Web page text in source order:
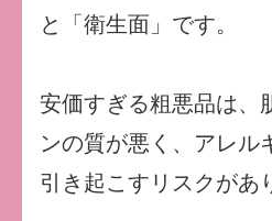
と「衛生面」です。
安価すぎる粗悪品は、
ンの質が悪く、アレル
引き起こすリスクがあ